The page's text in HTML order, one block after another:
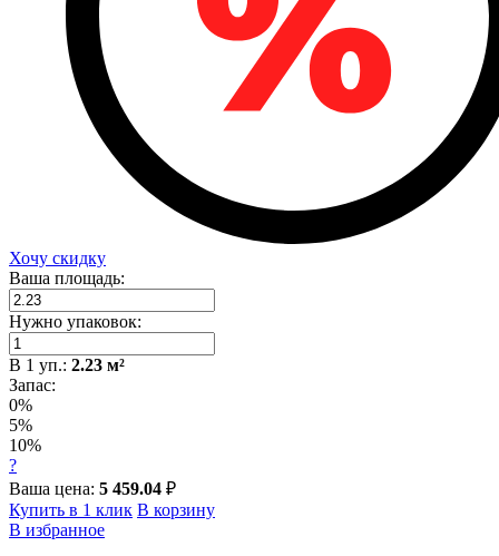
Хочу скидку
Ваша площадь:
Нужно упаковок:
В 1 уп.: 2.23 м²
Запас:
0%
5%
10%
?
Ваша цена: 5 459.04 ₽
Купить в 1 клик В корзину
В избранное